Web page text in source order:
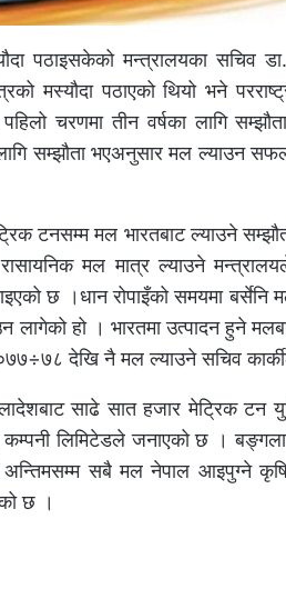
पठाइसकेको मन्त्रालयका सचिव
मस्यौदा पठाएको थियो भने
चरणमा तीन वर्षका लागि
सम्झौता भएअनुसार मल ल्याउन
टनसम्म मल भारतबाट ल्याउने
रासायनिक मल मात्र ल्याउने
छ ।धान रोपाइँको समयमा
लागेको हो । भारतमा उत्पादन हुने
देखि नै मल ल्याउने सचिव
साढे सात हजार मेट्रिक टन
लिमिटेडले जनाएको छ ।
सबै मल नेपाल आइपुग्ने कृषि
छ ।